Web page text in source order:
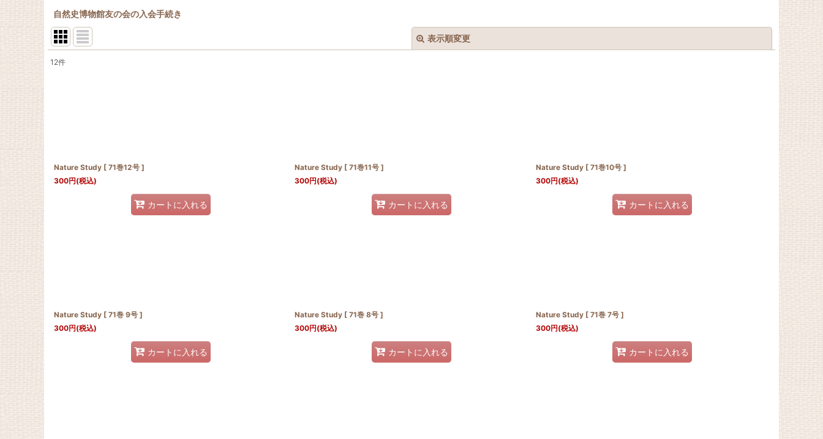
自然史博物館友の会の入会手続き
表示順変更
12件
Nature Study [ 71巻12号 ]
300円(税込)
カートに入れる
Nature Study [ 71巻11号 ]
300円(税込)
カートに入れる
Nature Study [ 71巻10号 ]
300円(税込)
カートに入れる
Nature Study [ 71巻 9号 ]
300円(税込)
カートに入れる
Nature Study [ 71巻 8号 ]
300円(税込)
カートに入れる
Nature Study [ 71巻 7号 ]
300円(税込)
カートに入れる